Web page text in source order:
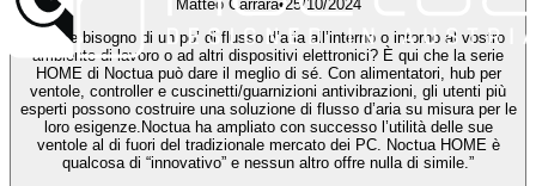
Matteo Carrara•25/10/2024
“Avete bisogno di un po’ di flusso d’aria all’interno o intorno al vostro
ambiente di lavoro o ad altri dispositivi elettronici? È qui che la serie
HOME di Noctua può dare il meglio di sé. Con alimentatori, hub per
ventole, controller e cuscinetti/guarnizioni antivibrazioni, gli utenti più
esperti possono costruire una soluzione di flusso d’aria su misura per le
loro esigenze.Noctua ha ampliato con successo l’utilità delle sue
ventole al di fuori del tradizionale mercato dei PC. Noctua HOME è
qualcosa di “innovativo” e nessun altro offre nulla di simile.”